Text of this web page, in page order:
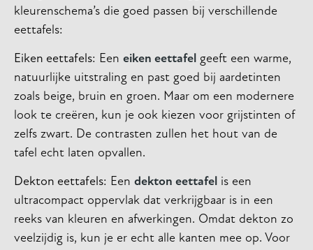
kleurenschema’s die goed passen bij verschillende
eettafels:
Eiken eettafels: Een eiken eettafel geeft een warme,
natuurlijke uitstraling en past goed bij aardetinten
zoals beige, bruin en groen. Maar om een modernere
look te creëren, kun je ook kiezen voor grijstinten of
zelfs zwart. De contrasten zullen het hout van de
tafel echt laten opvallen.
Dekton eettafels: Een dekton eettafel is een
ultracompact oppervlak dat verkrijgbaar is in een
reeks van kleuren en afwerkingen. Omdat dekton zo
veelzijdig is, kun je er echt alle kanten mee op. Voor